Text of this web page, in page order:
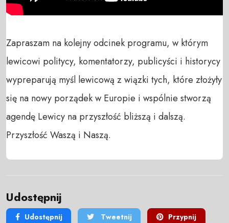
Zapraszam na kolejny odcinek programu, w którym
lewicowi politycy, komentatorzy, publicyści i historycy
wypreparują myśl lewicową z wiązki tych, które złożyły
się na nowy porządek w Europie i wspólnie stworzą
agendę Lewicy na przyszłość bliższą i dalszą.
Przyszłość Waszą i Naszą.
Udostępnij
Udostępnij Tweetnij Przypnij